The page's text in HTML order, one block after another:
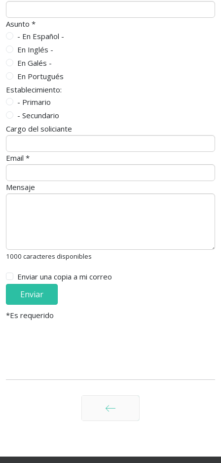
Asunto *
- En Español -
En Inglés -
En Galés -
En Portugués
Establecimiento:
- Primario
- Secundario
Cargo del soliciante
Email *
Mensaje
1000 caracteres disponibles
Enviar una copia a mi correo
Enviar
*Es requerido